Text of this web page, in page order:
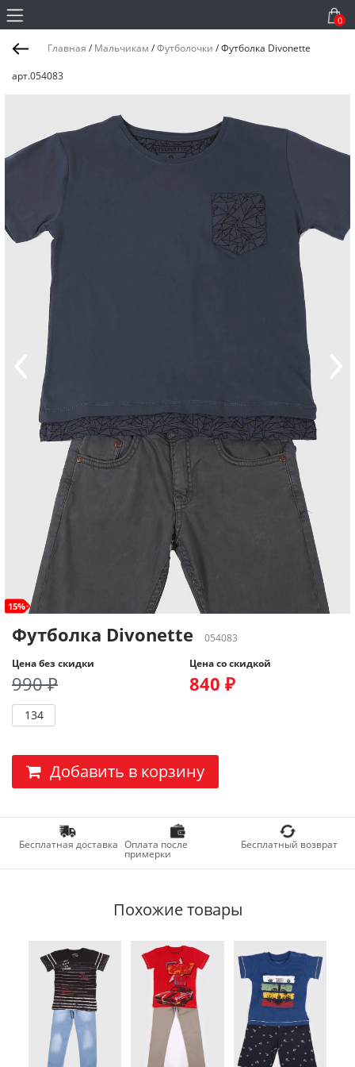
0
Главная / Мальчикам /Футболочки /Футболка Divonette
арт.054083
15%
Футболка Divonette
054083
Цена без скидки
990 ₽
Цена со скидкой
840 ₽
134
Добавить в корзину
Бесплатная доставка Оплата после
примерки
Бесплатный возврат
Похожие товары